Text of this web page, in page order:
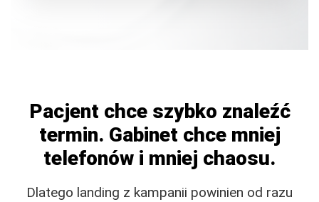
Pacjent chce szybko znaleźć
termin. Gabinet chce mniej
telefonów i mniej chaosu.
Dlatego landing z kampanii powinien od razu